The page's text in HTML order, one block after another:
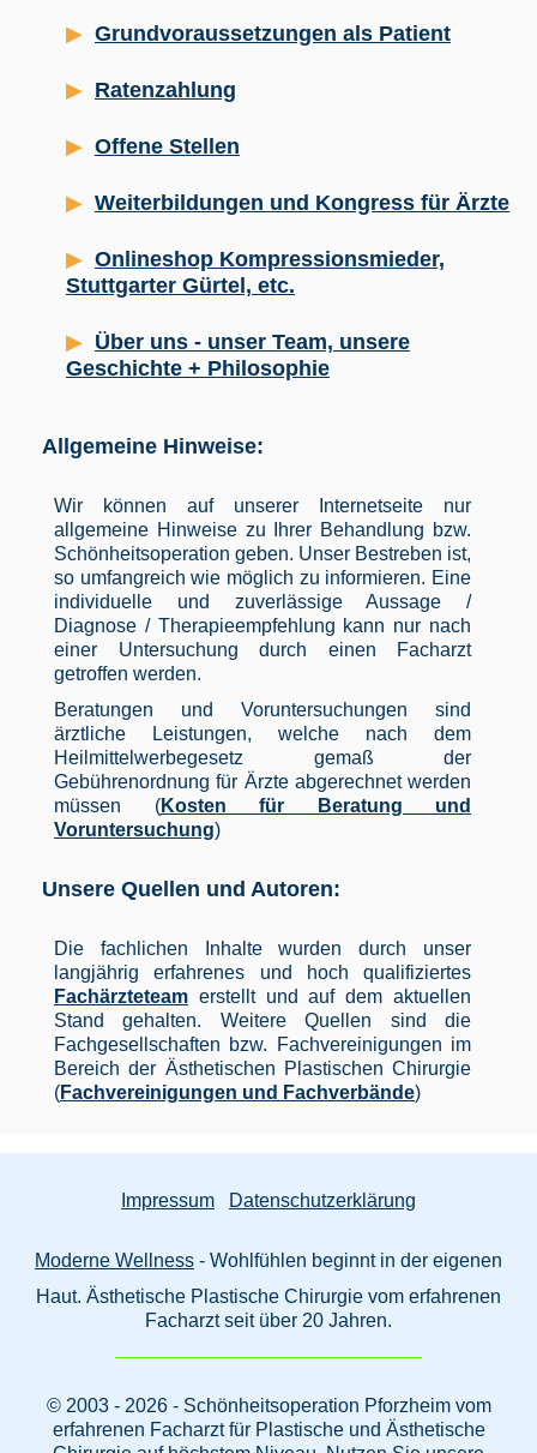
Grundvoraussetzungen als Patient
Ratenzahlung
Offene Stellen
Weiterbildungen und Kongress für Ärzte
Onlineshop Kompressionsmieder,
Stuttgarter Gürtel, etc.
Über uns - unser Team, unsere
Geschichte + Philosophie
Allgemeine Hinweise:
Wir können auf unserer Internetseite nur
allgemeine Hinweise zu Ihrer Behandlung bzw.
Schönheitsoperation geben. Unser Bestreben ist,
so umfangreich wie möglich zu informieren. Eine
individuelle und zuverlässige Aussage /
Diagnose / Therapieempfehlung kann nur nach
einer Untersuchung durch einen Facharzt
getroffen werden.
Beratungen und Voruntersuchungen sind
ärztliche Leistungen, welche nach dem
Heilmittelwerbegesetz gemaß der
Gebührenordnung für Ärzte abgerechnet werden
müssen (Kosten für Beratung und
Voruntersuchung)
Unsere Quellen und Autoren:
Die fachlichen Inhalte wurden durch unser
langjährig erfahrenes und hoch qualifiziertes
Fachärzteteam erstellt und auf dem aktuellen
Stand gehalten. Weitere Quellen sind die
Fachgesellschaften bzw. Fachvereinigungen im
Bereich der Ästhetischen Plastischen Chirurgie
(Fachvereinigungen und Fachverbände)
Impressum Datenschutzerklärung
Moderne Wellness - Wohlfühlen beginnt in der eigenen
Haut. Ästhetische Plastische Chirurgie vom erfahrenen
Facharzt seit über 20 Jahren.
© 2003 - 2026 - Schönheitsoperation Pforzheim vom
erfahrenen Facharzt für Plastische und Ästhetische